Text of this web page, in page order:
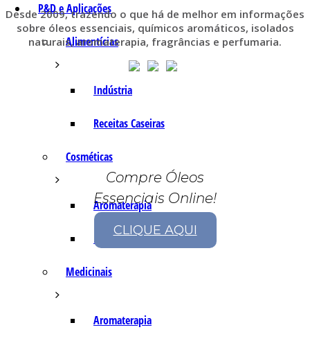
P&D e Aplicações
Alimentícias
Indústria
Receitas Caseiras
Cosméticas
Aromaterapia
Fórmulas Caseiras
Medicinais
Aromaterapia
Desde 2009, trazendo o que há de melhor em informações
sobre óleos essenciais, químicos aromáticos, isolados
naturais, aromaterapia, fragrâncias e perfumaria.
Compre Óleos
Essenciais Online!
CLIQUE AQUI